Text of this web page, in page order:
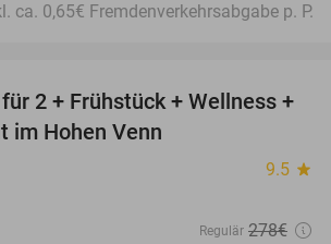
ca. 0,65€ Fremdenverkehrsabgabe p. P.
32%
2 + Frühstück + Wellness +
im Hohen Venn
9.5 star
Regulär 278€